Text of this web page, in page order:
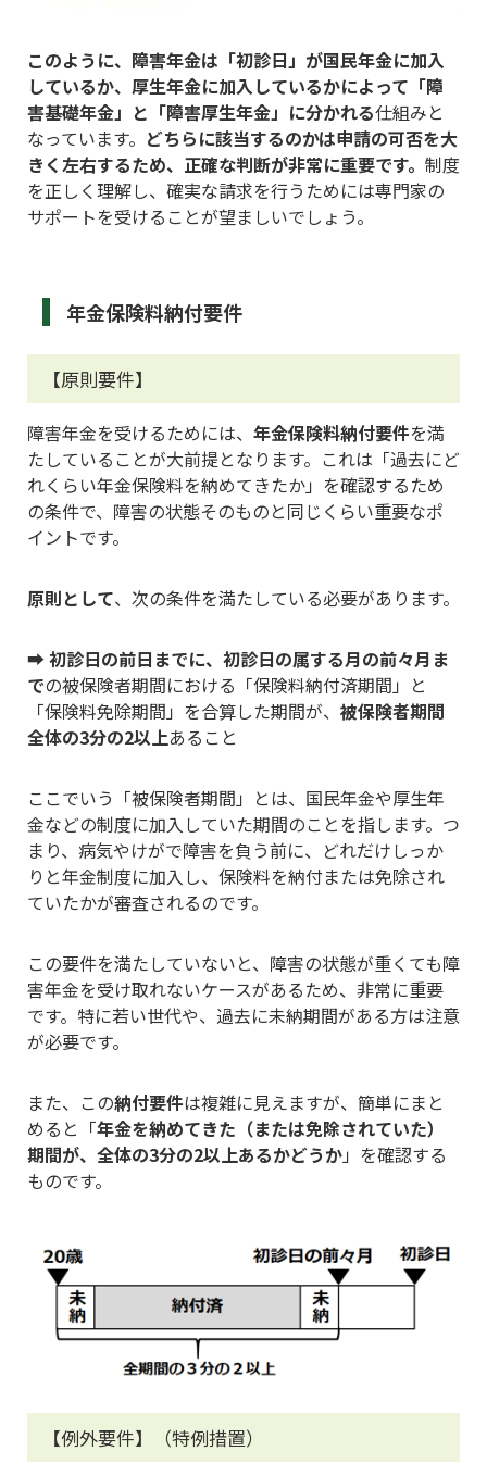
このように、障害年金は「初診日」が国民年金に加入
しているか、厚生年金に加入しているかによって「障
害基礎年金」と「障害厚生年金」に分かれる仕組みと
なっています。 どちらに該当するのかは申請の可否を大
きく左右するため、正確な判断が非常に重要です。 制度
を正しく理解し、確実な請求を行うためには専門家の
サポートを受けることが望ましいでしょう。
年金保険料納付要件
【原則要件】
障害年金を受けるためには、 年金保険料納付要件を満
たしていることが大前提となります。これは「過去にど
れくらい年金保険料を納めてきたか」を確認するため
の条件で、障害の状態そのものと同じくらい重要なポ
イントです。
原則として、次の条件を満たしている必要があります。
➡初診日の前日までに、初診日の属する月の前々月ま
での被保険者期間における「保険料納付済期間」と
「保険料免除期間」を合算した期間が、 被保険者期間
全体の3分の2以上あること
ここでいう「被保険者期間」とは、国民年金や厚生年
金などの制度に加入していた期間のことを指します。つ
まり、病気やけがで障害を負う前に、どれだけしっか
りと年金制度に加入し、保険料を納付または免除され
ていたかが審査されるのです。
この要件を満たしていないと、障害の状態が重くても障
害年金を受け取れないケースがあるため、非常に重要
です。特に若い世代や、過去に未納期間がある方は注意
が必要です。
また、この納付要件は複雑に見えますが、簡単にまと
めると「年金を納めてきた（または免除されていた）
期間が、全体の3分の2以上あるかどうか」を確認する
ものです。
【例外要件】（特例措置）